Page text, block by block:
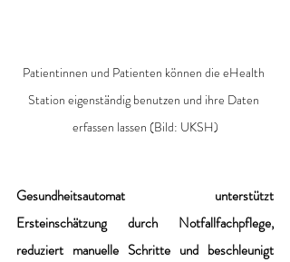
Patientinnen und Patienten können die eHealth
Station eigenständig benutzen und ihre Daten
erfassen lassen (Bild: UKSH)
Gesundheitsautomat unterstützt
Ersteinschätzung durch Notfallfachpflege,
reduziert manuelle Schritte und beschleunigt